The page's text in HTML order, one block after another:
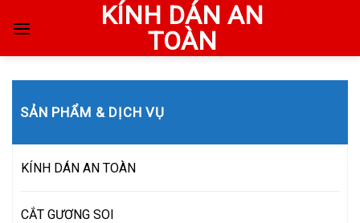
KÍNH DÁN AN
TOÀN
SẢN PHẨM & DỊCH VỤ
KÍNH DÁN AN TOÀN
CẮT GƯƠNG SOI